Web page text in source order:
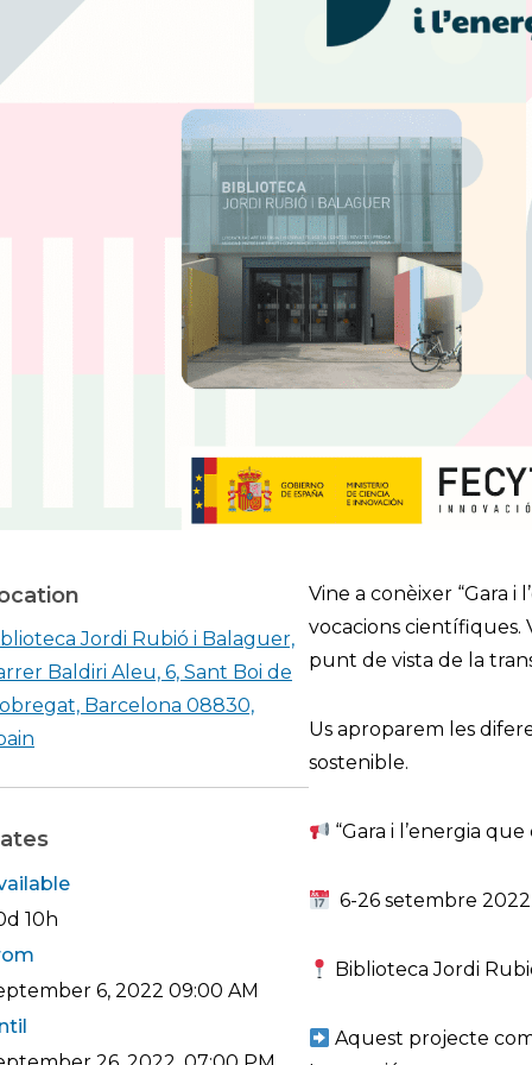
Vine a conèixer “Gara
vocacions científiques.
punt de vista de la
Us aproparem les
sostenible.
“Gara i l’energia
6-26 setembre 2022
Biblioteca Jordi
Aquest projecte
Jordi Rubió i Balaguer,
Baldiri Aleu, 6, Sant Boi de
Barcelona 08830,
Shearch in google maps Biblioteca Jordi Rubió i
10h
6, 202209:00 AM